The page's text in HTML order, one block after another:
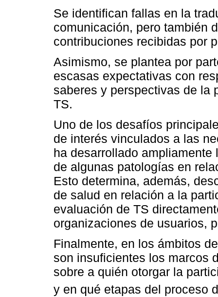
Se identifican fallas en la
comunicación, pero también
contribuciones recibidas por
Asimismo, se plantea por
escasas expectativas con
saberes y perspectivas de la
TS.
Uno de los desafíos
de interés vinculados a las
ha desarrollado
de algunas patologías en
Esto determina, además,
de salud en relación a la
evaluación de TS
organizaciones de usuarios,
Finalmente, en los ámbitos
son insuficientes los marcos
sobre a quién otorgar la
y en qué etapas del proceso